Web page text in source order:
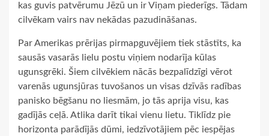
kas guvis patvērumu Jēzū un ir Viņam piederīgs. Tādam
cilvēkam vairs nav nekādas pazudināšanas.
Par Amerikas prērijas pirmapguvējiem tiek stāstīts, ka
sausās vasarās lielu postu viņiem nodarīja kūlas
ugunsgrēki. Šiem cilvēkiem nācās bezpalīdzīgi vērot
varenās ugunsjūras tuvošanos un visas dzīvās radības
panisko bēgšanu no liesmām, jo tās aprija visu, kas
gadījās ceļā. Atlika darīt tikai vienu lietu. Tiklīdz pie
horizonta parādījās dūmi, iedzīvotājiem pēc iespējas